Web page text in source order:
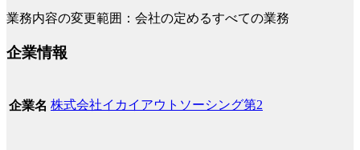
業務内容の変更範囲：会社の定めるすべての業務
企業情報
企業名 株式会社イカイアウトソーシング第2